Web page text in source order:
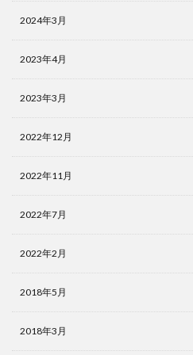
2024年3月
2023年4月
2023年3月
2022年12月
2022年11月
2022年7月
2022年2月
2018年5月
2018年3月